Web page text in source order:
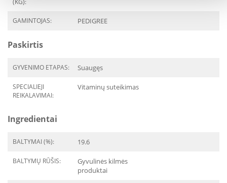
(KG):
GAMINTOJAS: PEDIGREE
Paskirtis
GYVENIMO ETAPAS: Suaugęs
SPECIALIEJI
REIKALAVIMAI:
Vitaminų suteikimas
Ingredientai
BALTYMAI (%): 19.6
BALTYMŲ RŪŠIS:
Gyvulinės kilmės
produktai